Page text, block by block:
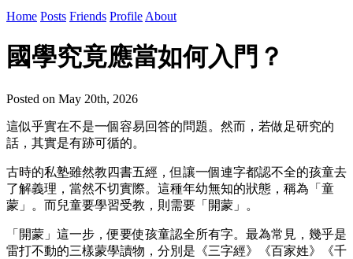
Home Posts Friends Profile About
國學究竟應當如何入門？
Posted on May 20th, 2026
這似乎實在不是一個容易回答的問題。然而，若做足研究的
話，其實是有跡可循的。
古時的私塾雖然教四書五經，但讓一個連字都認不全的孩童去
了解義理，當然不切實際。這種年幼無知的狀態，稱為「童
蒙」。而兒童要學習受教，則需要「開蒙」。
「開蒙」這一步，便要使孩童認全所有字。最為常見，幾乎是
雷打不動的三樣蒙學讀物，分別是《三字經》《百家姓》《千